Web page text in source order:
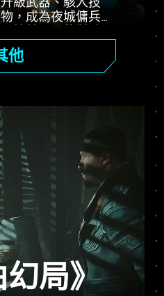
級武器、駭入技
，成為夜城傭兵界
行深入戒備森嚴的
他
幻局》